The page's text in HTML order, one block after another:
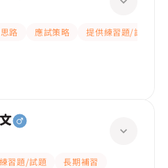
路 應試策略
提供練習題/試題
習題/試題
長期補習